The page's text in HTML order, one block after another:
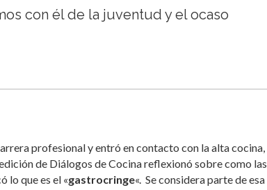
con él de la juventud y el ocaso
profesional y entró en contacto con la alta cocina,
de Diálogos de Cocina reflexionó sobre como las
lo que es el «gastrocringe«. Se considera parte de esa